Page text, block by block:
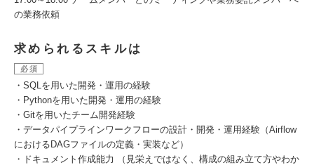
の業務依頼
求められるスキルは
必須
・SQLを用いた開発・運用の経験
・Pythonを用いた開発・運用の経験
・Gitを用いたチーム開発経験
・データパイプラインワークフローの設計・開発・運用経験（Airflow
におけるDAGファイルの定義・実装など）
・ドキュメント作成能力 （見栄えではなく、構成の組み立て方やわか